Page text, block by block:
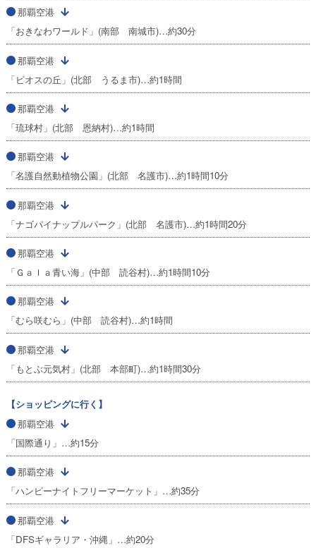
那覇空港
「おきなわワールド」(南部 南城市)…約30分
那覇空港
「ビオスの丘」(北部 うるま市)…約1時間
那覇空港
「琉球村」(北部 恩納村)…約1時間
那覇空港
「名護自然動植物公園」(北部 名護市)…約1時間10分
那覇空港
「ナゴパイナップルパーク」(北部 名護市)…約1時間20分
那覇空港
「Ｇａｌａ青い海」(中部 読谷村)…約1時間10分
那覇空港
「むら咲むら」(中部 読谷村)…約1時間
那覇空港
「もとぶ元気村」(北部 本部町)…約1時間30分
【ショッピングに行く】
那覇空港
「国際通り」…約15分
那覇空港
「ハンビーナイトフリーマーケット」…約35分
那覇空港
「DFSギャラリア・沖縄」…約20分